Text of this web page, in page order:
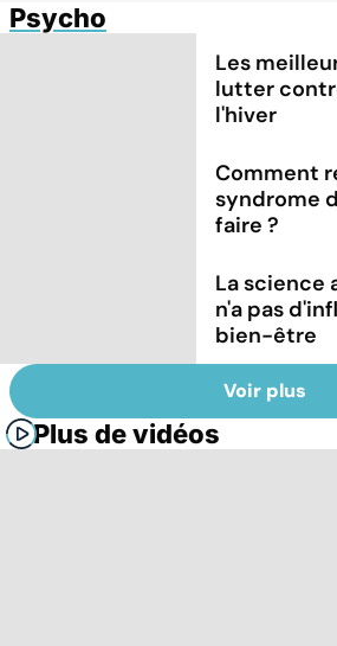
Psycho
Les
lutter
l'hiver
Comment
syndrome
faire ?
La science
n'a pas
bien-être
Voir plus
Plus de vidéos